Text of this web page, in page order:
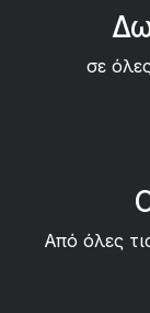
σε
Από όλες